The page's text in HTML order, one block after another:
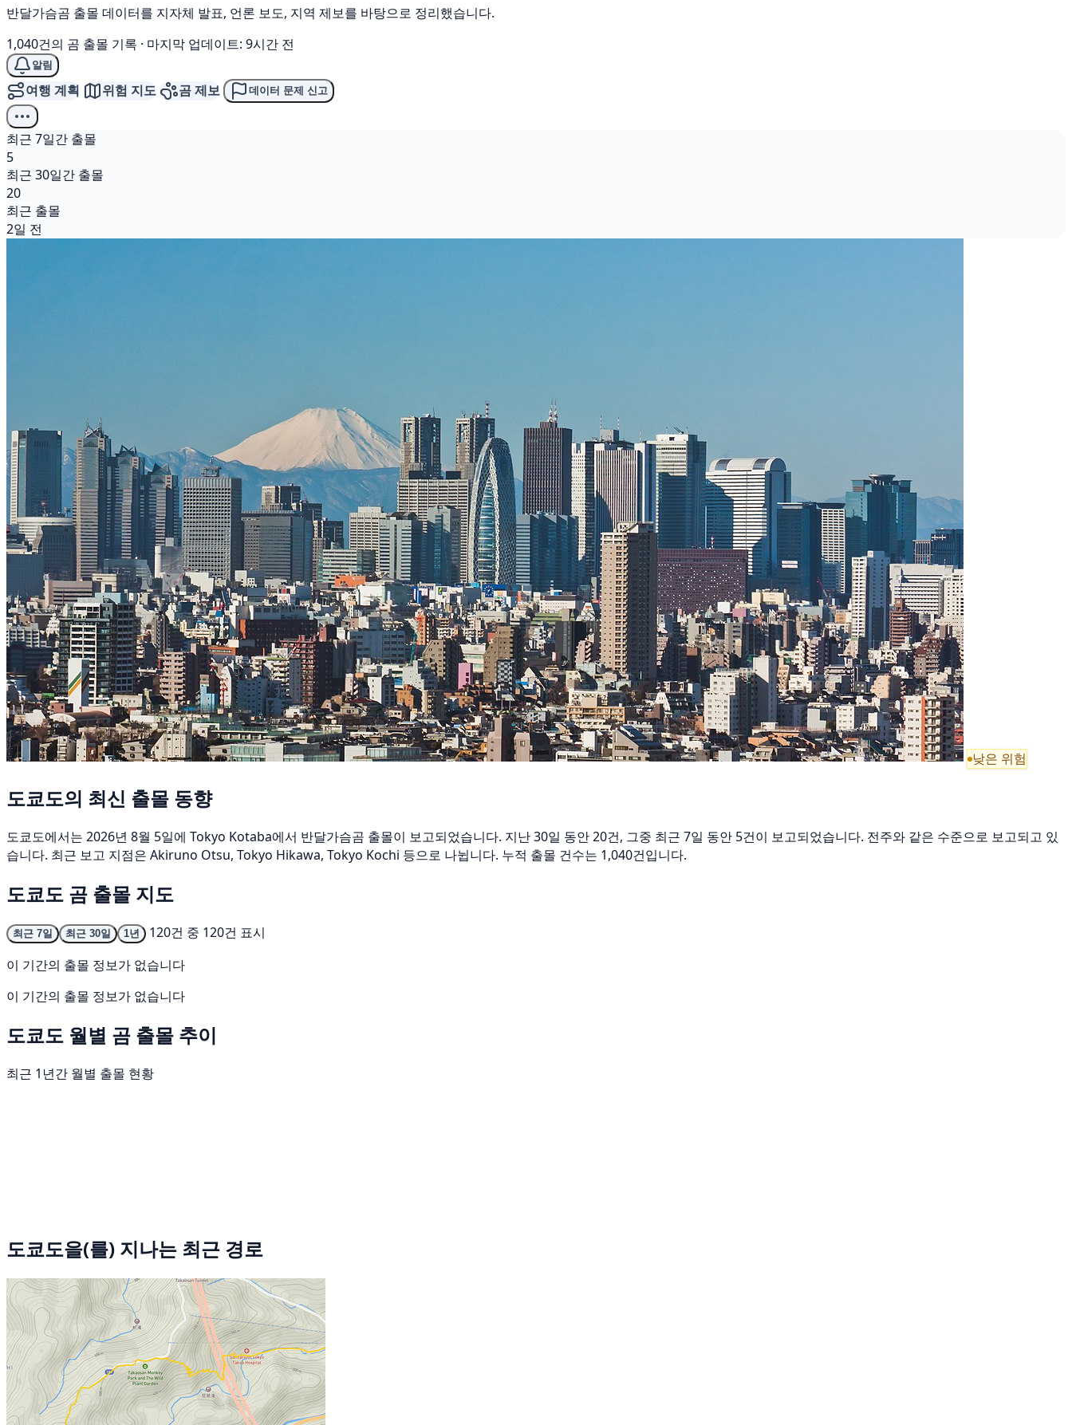
반달가슴곰 출몰 데이터를 지자체 발표, 언론 보도, 지역 제보를 바탕으로 정리했습니다.
1,040건의 곰 출몰 기록 · 마지막 업데이트: 9시간 전
알림
여행 계획 위험 지도 곰 제보 데이터 문제 신고
최근 7일간 출몰
5
최근 30일간 출몰
20
최근 출몰
2일 전
낮은 위험
도쿄도의 최신 출몰 동향
도쿄도에서는 2026년 8월 5일에 Tokyo Kotaba에서 반달가슴곰 출몰이 보고되었습니다. 지난 30일 동안 20건, 그중 최근 7일 동안 5건이 보고되었습니다. 전주와 같은 수준으로 보고되고 있
습니다. 최근 보고 지점은 Akiruno Otsu, Tokyo Hikawa, Tokyo Kochi 등으로 나뉩니다. 누적 출몰 건수는 1,040건입니다.
도쿄도 곰 출몰 지도
최근 7일 최근 30일 1년
120건 중 120건 표시
이 기간의 출몰 정보가 없습니다
이 기간의 출몰 정보가 없습니다
도쿄도 월별 곰 출몰 추이
최근 1년간 월별 출몰 현황
도쿄도을(를) 지나는 최근 경로